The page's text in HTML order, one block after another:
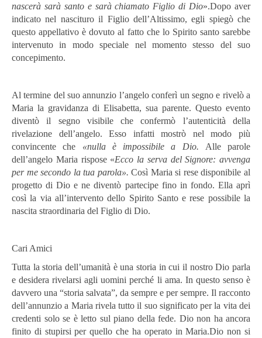
nascerà sarà santo e sarà chiamato Figlio di Dio».Dopo aver
indicato nel nascituro il Figlio dell’Altissimo, egli spiegò che
questo appellativo è dovuto al fatto che lo Spirito santo sarebbe
intervenuto in modo speciale nel momento stesso del suo
concepimento.
Al termine del suo annunzio l’angelo conferì un segno e rivelò a
Maria la gravidanza di Elisabetta, sua parente. Questo evento
diventò il segno visibile che confermò l’autenticità della
rivelazione dell’angelo. Esso infatti mostrò nel modo più
convincente che «nulla è impossibile a Dio. Alle parole
dell’angelo Maria rispose «Ecco la serva del Signore: avvenga
per me secondo la tua parola». Così Maria si rese disponibile al
progetto di Dio e ne diventò partecipe fino in fondo. Ella aprì
così la via all’intervento dello Spirito Santo e rese possibile la
nascita straordinaria del Figlio di Dio.
Cari Amici
Tutta la storia dell’umanità è una storia in cui il nostro Dio parla
e desidera rivelarsi agli uomini perché li ama. In questo senso è
davvero una “storia salvata”, da sempre e per sempre. Il racconto
dell’annunzio a Maria rivela tutto il suo significato per la vita dei
credenti solo se è letto sul piano della fede. Dio non ha ancora
finito di stupirsi per quello che ha operato in Maria.Dio non si